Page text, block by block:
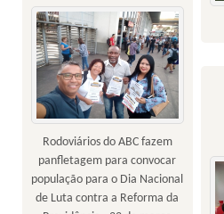
Rodoviários do ABC fazem
panfletagem para convocar
população para o Dia Nacional
de Luta contra a Reforma da